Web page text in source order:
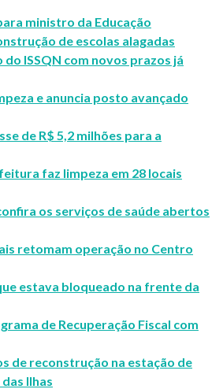
ministro da Educação
de escolas alagadas
ISSQN com novos prazos já
e anuncia posto avançado
de R$ 5,2 milhões para a
faz limpeza em 28 locais
os serviços de saúde abertos
retomam operação no Centro
estava bloqueado na frente da
de Recuperação Fiscal com
de reconstrução na estação de
Ilhas